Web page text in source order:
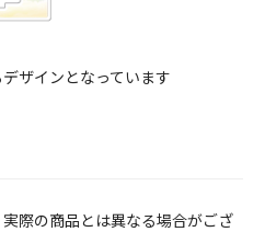
ザインとなっています
際の商品とは異なる場合がござ